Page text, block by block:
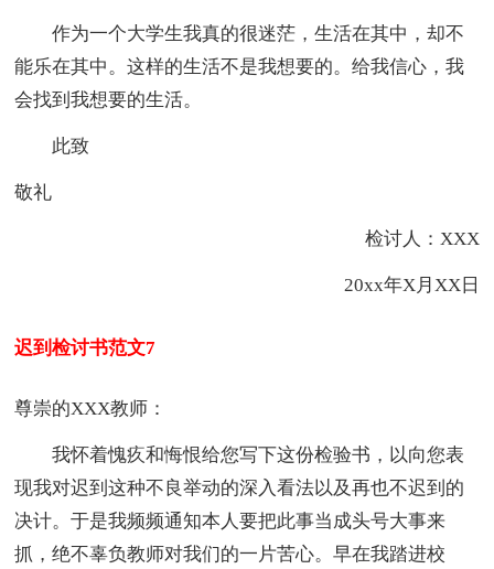
作为一个大学生我真的很迷茫，生活在其中，却不
能乐在其中。这样的生活不是我想要的。给我信心，我
会找到我想要的生活。
此致
敬礼
检讨人：XXX
20xx年X月XX日
迟到检讨书范文7
尊崇的XXX教师：
我怀着愧疚和悔恨给您写下这份检验书，以向您表
现我对迟到这种不良举动的深入看法以及再也不迟到的
决计。于是我频频通知本人要把此事当成头号大事来
抓，绝不辜负教师对我们的一片苦心。早在我踏进校